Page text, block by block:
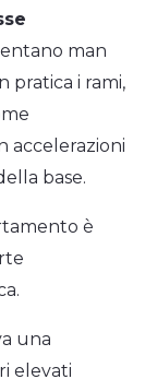
man
pratica i rami,
accelerazioni
base.
è
una
elevati